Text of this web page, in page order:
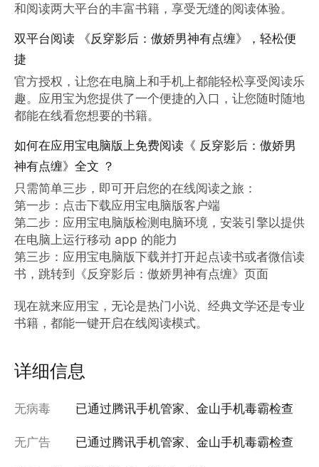
和阅读两大平台的丰富书籍，享受无缝的阅读体验。
双平台阅读 《反穿影后：傲娇男神有点缠》，轻松便
捷
官方授权，让您在电脑上和手机上都能轻松享受阅读乐
趣。应用宝为您提供了一个便捷的入口，让您随时随地
都能在线看您想要的书籍。
如何在应用宝电脑版上免费阅读《 反穿影后：傲娇男
神有点缠》全文 ？
只需简单三步，即可开启您的在线阅读之旅：
第一步：点击下载应用宝电脑版客户端
第二步：应用宝电脑版检测电脑环境，安装引擎以提供
在电脑上运行移动 app 的能力
第三步：应用宝电脑版下载并打开起点读书或者微信读
书，跳转到《反穿影后：傲娇男神有点缠》页面
现在就来应用宝，无论是热门小说、经典文学还是专业
书籍，都能一键开启在线阅读模式。
详细信息
无病毒 已通过腾讯手机管家、金山手机毒霸检查
无广告 已通过腾讯手机管家、金山手机毒霸检查